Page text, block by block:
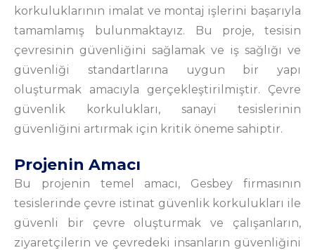
korkuluklarının imalat ve montaj işlerini başarıyla
tamamlamış bulunmaktayız. Bu proje, tesisin
çevresinin güvenliğini sağlamak ve iş sağlığı ve
güvenliği standartlarına uygun bir yapı
oluşturmak amacıyla gerçekleştirilmiştir. Çevre
güvenlik korkulukları, sanayi tesislerinin
güvenliğini artırmak için kritik öneme sahiptir.
Projenin Amacı
Bu projenin temel amacı, Gesbey firmasının
tesislerinde çevre istinat güvenlik korkulukları ile
güvenli bir çevre oluşturmak ve çalışanların,
ziyaretçilerin ve çevredeki insanların güvenliğini